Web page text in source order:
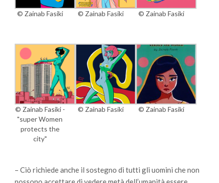
© Zainab Fasiki © Zainab Fasiki © Zainab Fasiki
© Zainab Fasiki -
"super Women
protects the
city"
© Zainab Fasiki © Zainab Fasiki
– Ciò richiede anche il sostegno di tutti gli uomini che non